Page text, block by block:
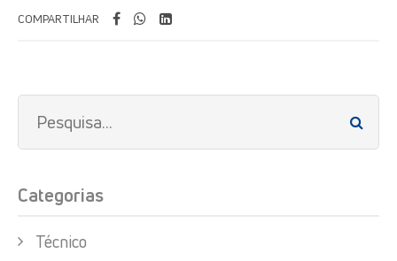
COMPARTILHAR
Categorias
Técnico